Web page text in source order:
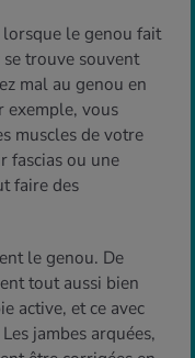
le genou fait
trouve souvent
mal au genou en
exemple, vous
muscles de votre
fascias ou une
faire des
le genou. De
tout aussi bien
active, et ce avec
jambes arquées,